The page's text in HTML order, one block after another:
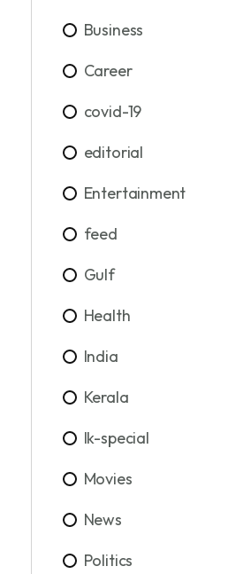
Business
Career
covid-19
editorial
Entertainment
feed
Gulf
Health
India
Kerala
lk-special
Movies
News
Politics